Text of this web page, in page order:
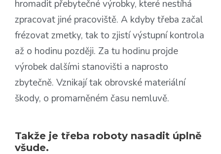
hromadit přebytečné výrobky, které nestíhá
zpracovat jiné pracoviště. A kdyby třeba začal
frézovat zmetky, tak to zjistí výstupní kontrola
až o hodinu později. Za tu hodinu projde
výrobek dalšími stanovišti a naprosto
zbytečně. Vznikají tak obrovské materiální
škody, o promarněném času nemluvě.
Takže je třeba roboty nasadit úplně
všude.